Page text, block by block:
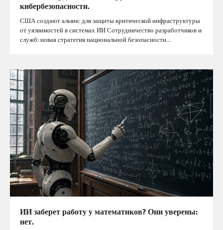
кибербезопасности.
США создают альянс для защиты критической инфраструктуры
от уязвимостей в системах ИИ Сотрудничество разработчиков и
служб: новая стратегия национальной безопасности…
ИИ заберет работу у математиков? Они уверены:
нет.